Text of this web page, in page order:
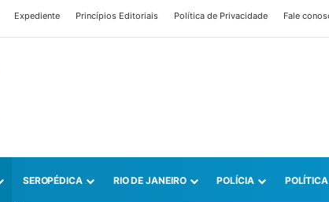
Expediente Princípios Editoriais Política de Privacidade Fale
SEROPÉDICA RIO DE JANEIRO POLÍCIA POLÍTICA